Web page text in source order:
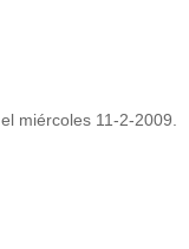
, el miércoles 11-2-2009.